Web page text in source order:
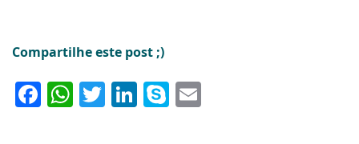
Compartilhe este post ;)
Facebook
WhatsApp
Twitter
LinkedIn
Skype